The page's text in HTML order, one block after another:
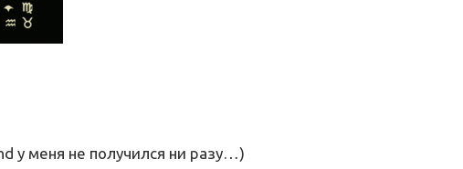
у меня не получился ни разу…)